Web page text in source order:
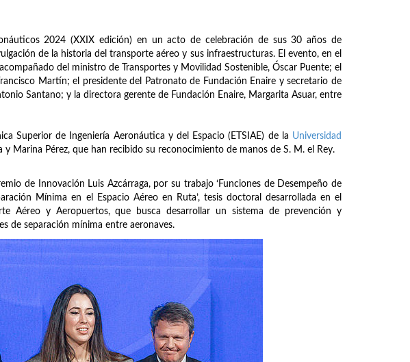
2024 (XXIX edición) en un acto de celebración de sus 30 años de
de la historia del transporte aéreo y sus infraestructuras. El evento, en el
del ministro de Transportes y Movilidad Sostenible, Óscar Puente; el
Martín; el presidente del Patronato de Fundación Enaire y secretario de
Santano; y la directora gerente de Fundación Enaire, Margarita Asuar, entre
Superior de Ingeniería Aeronáutica y del Espacio (ETSIAE) de la Universidad
y Marina Pérez, que han recibido su reconocimiento de manos de S. M. el Rey.
de Innovación Luis Azcárraga, por su trabajo ‘Funciones de Desempeño de
Mínima en el Espacio Aéreo en Ruta’, tesis doctoral desarrollada en el
Aéreo y Aeropuertos, que busca desarrollar un sistema de prevención y
de separación mínima entre aeronaves.